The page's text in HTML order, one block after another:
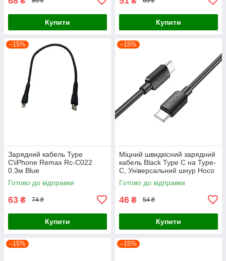
Купити Купити
–15%
Зарядний кабель Type
C\iPhone Remax Rc-C022
0.3м Blue
Готово до відправки
63 ₴ 74 ₴
Купити
–15%
Міцний швидкісний зарядний
кабель Black Type C на Type-
C, Універсальний шнур Hoco
0.25m для передачі даних
60W
Готово до відправки
46 ₴ 54 ₴
Купити
–15% –15%